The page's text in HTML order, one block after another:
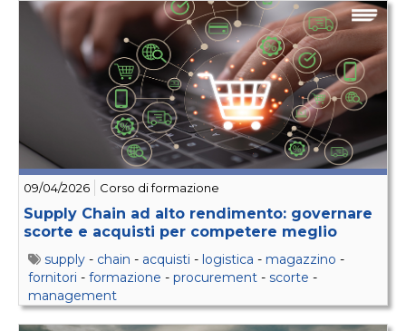
09/04/2026 Corso di formazione
Supply Chain ad alto rendimento: governare
scorte e acquisti per competere meglio
supply - chain - acquisti - logistica - magazzino -
fornitori - formazione - procurement - scorte -
management